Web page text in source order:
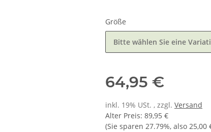
Größe
Bitte wählen Sie eine
64,95 €
inkl. 19% USt. , zzgl. Versand
Alter Preis: 89,95 €
(Sie sparen 27.79%, also 25,00